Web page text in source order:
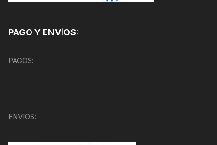
PAGO Y ENVÍOS:
PAGOS:
ENVÍOS: